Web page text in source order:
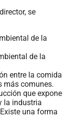
se
de la
de la
entre la comida
más comunes.
que expone
la industria
una forma